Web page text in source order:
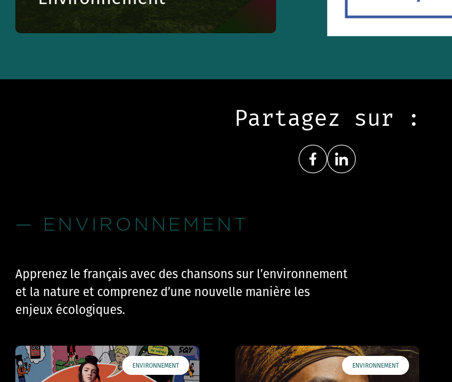
Partagez sur :
Share on FacebookNouvelle fenêtre
Share on LinkedInNouvelle fenêtre
— ENVIRONNEMENT
Apprenez le français avec des chansons sur l’environnement
et la nature et comprenez d’une nouvelle manière les
enjeux écologiques.
ENVIRONNEMENT ENVIRONNEMENT